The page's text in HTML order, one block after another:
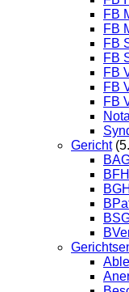
FB
FB
FB
FB
FB
FB
FB
Gericht
BFH
BGH